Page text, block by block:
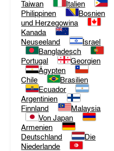
Taiwan
Italien
Philippinen
Bosnien
und Herzegowina
Kanada
Neuseeland
Israel
Bangladesch
Portugal
Georgien
Ägypten
Chile
Brasilien
Ecuador
Argentinien
Finnland
Malaysia
Von Japan
Armenien
Deutschland
Die
Niederlande